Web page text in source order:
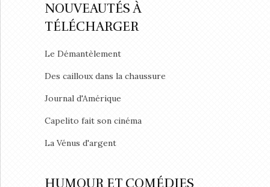
NOUVEAUTÉS À
TÉLÉCHARGER
Le Démantèlement
Des cailloux dans la chaussure
Journal d'Amérique
Capelito fait son cinéma
La Vénus d'argent
HUMOUR ET COMÉDIES